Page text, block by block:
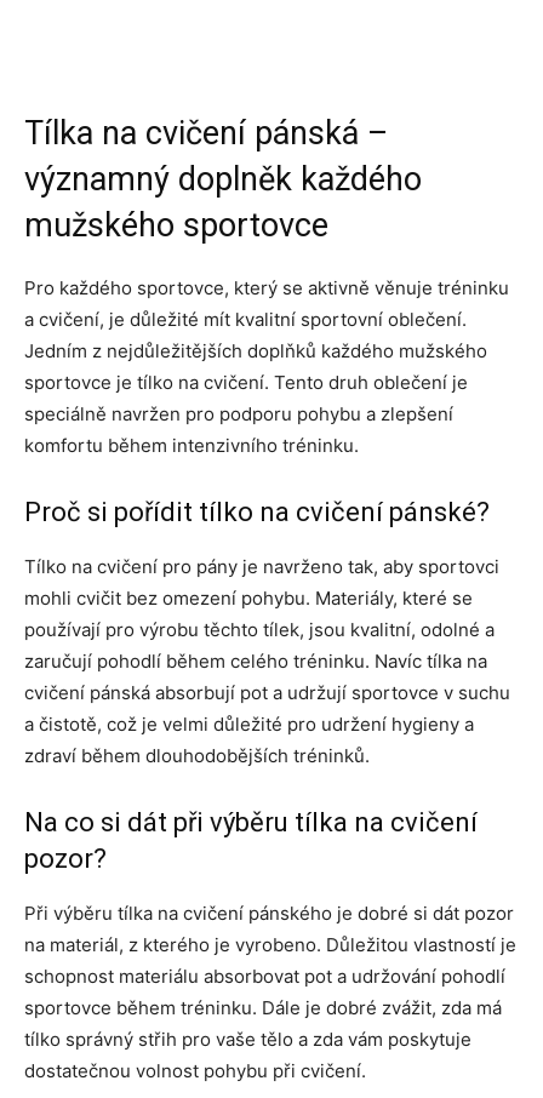
Tílka na cvičení pánská –
významný doplněk každého
mužského sportovce
Pro každého sportovce, který se aktivně věnuje tréninku
a cvičení, je důležité mít kvalitní sportovní oblečení.
Jedním z nejdůležitějších doplňků každého mužského
sportovce je tílko na cvičení. Tento druh oblečení je
speciálně navržen pro podporu pohybu a zlepšení
komfortu během intenzivního tréninku.
Proč si pořídit tílko na cvičení pánské?
Tílko na cvičení pro pány je navrženo tak, aby sportovci
mohli cvičit bez omezení pohybu. Materiály, které se
používají pro výrobu těchto tílek, jsou kvalitní, odolné a
zaručují pohodlí během celého tréninku. Navíc tílka na
cvičení pánská absorbují pot a udržují sportovce v suchu
a čistotě, což je velmi důležité pro udržení hygieny a
zdraví během dlouhodobějších tréninků.
Na co si dát při výběru tílka na cvičení
pozor?
Při výběru tílka na cvičení pánského je dobré si dát pozor
na materiál, z kterého je vyrobeno. Důležitou vlastností je
schopnost materiálu absorbovat pot a udržování pohodlí
sportovce během tréninku. Dále je dobré zvážit, zda má
tílko správný střih pro vaše tělo a zda vám poskytuje
dostatečnou volnost pohybu při cvičení.